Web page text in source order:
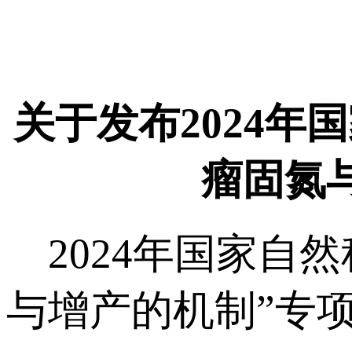
关于发布2024年
瘤固氮
2024年国家自然
与增产的机制”专